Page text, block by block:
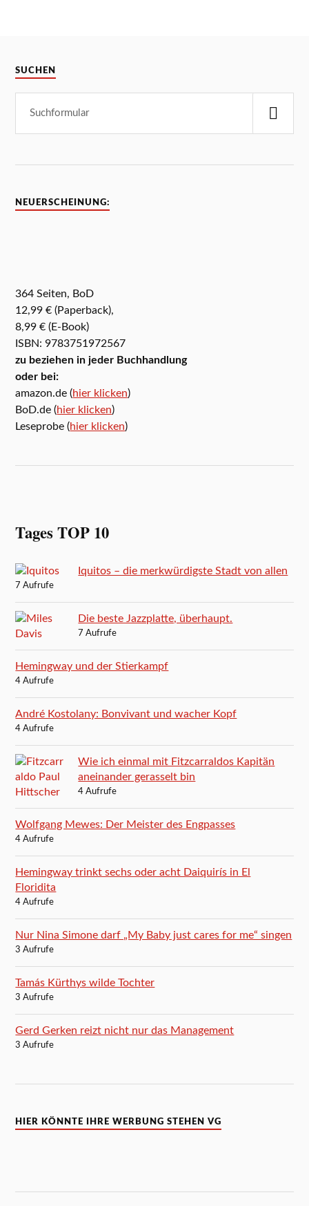
SUCHEN
NEUERSCHEINUNG:
364 Seiten, BoD
12,99 € (Paperback),
8,99 € (E-Book)
ISBN: 9783751972567
zu beziehen in jeder Buchhandlung
oder bei:
amazon.de (hier klicken)
BoD.de (hier klicken)
Leseprobe (hier klicken)
Tages TOP 10
Iquitos – die merkwürdigste Stadt von allen
7 Aufrufe
Die beste Jazzplatte, überhaupt.
7 Aufrufe
Hemingway und der Stierkampf
4 Aufrufe
André Kostolany: Bonvivant und wacher Kopf
4 Aufrufe
Wie ich einmal mit Fitzcarraldos Kapitän
aneinander gerasselt bin
4 Aufrufe
Wolfgang Mewes: Der Meister des Engpasses
4 Aufrufe
Hemingway trinkt sechs oder acht Daiquirís in El
Floridita
4 Aufrufe
Nur Nina Simone darf „My Baby just cares for me“ singen
3 Aufrufe
Tamás Kürthys wilde Tochter
3 Aufrufe
Gerd Gerken reizt nicht nur das Management
3 Aufrufe
HIER KÖNNTE IHRE WERBUNG STEHEN VG